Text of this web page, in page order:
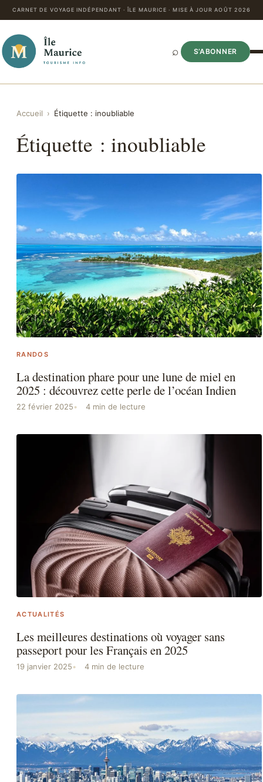
CARNET DE VOYAGE INDÉPENDANT · ÎLE MAURICE · MISE À JOUR AOÛT 2026
⌕ S’ABONNER
Accueil › Étiquette : inoubliable
Étiquette : inoubliable
RANDOS
La destination phare pour une lune de miel en
2025 : découvrez cette perle de l’océan Indien
22 février 2025 4 min de lecture
ACTUALITÉS
Les meilleures destinations où voyager sans
passeport pour les Français en 2025
19 janvier 2025 4 min de lecture